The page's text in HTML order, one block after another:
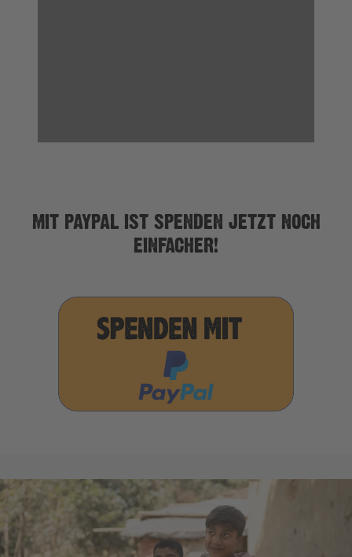
MIT PAYPAL IST SPENDEN JETZT NOCH
EINFACHER!